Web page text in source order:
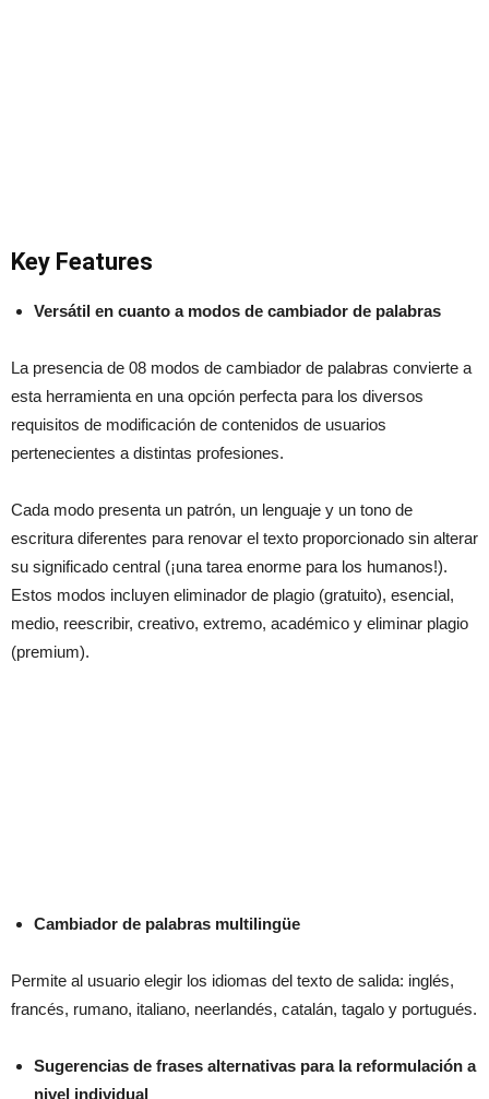
Key Features
Versátil en cuanto a modos de cambiador de palabras
La presencia de 08 modos de cambiador de palabras convierte a
esta herramienta en una opción perfecta para los diversos
requisitos de modificación de contenidos de usuarios
pertenecientes a distintas profesiones.
Cada modo presenta un patrón, un lenguaje y un tono de
escritura diferentes para renovar el texto proporcionado sin alterar
su significado central (¡una tarea enorme para los humanos!).
Estos modos incluyen eliminador de plagio (gratuito), esencial,
medio, reescribir, creativo, extremo, académico y eliminar plagio
(premium).
Cambiador de palabras multilingüe
Permite al usuario elegir los idiomas del texto de salida: inglés,
francés, rumano, italiano, neerlandés, catalán, tagalo y portugués.
Sugerencias de frases alternativas para la reformulación a
nivel individual